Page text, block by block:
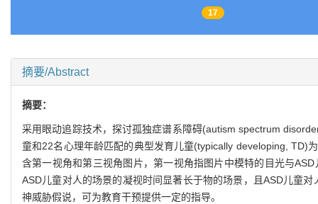
17
摘要/Abstract
摘要：
采用眼动追踪技术，探讨孤独症谱系障碍(autism spectrum
童和22名心理年龄匹配的典型发育儿童(typically developing, TD)
含第一视角和第三视角图片，第一视角指图片中模特的目光与
ASD儿童对人的场景的凝视时间显著长于物的场景，且ASD儿童
神威胁假说，可为教育干预提供一定的指导。